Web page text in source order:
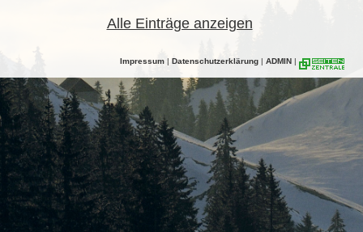
Alle Einträge anzeigen
Impressum | Datenschutzerklärung | ADMIN |